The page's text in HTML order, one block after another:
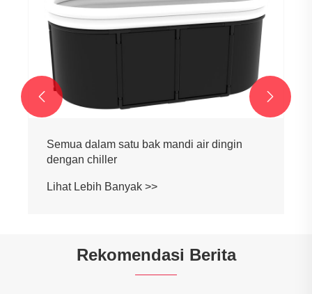
Semua dalam satu bak mandi es dengan
chiller untuk atlet
Lihat Lebih Banyak >>
 
Rekomendasi Berita